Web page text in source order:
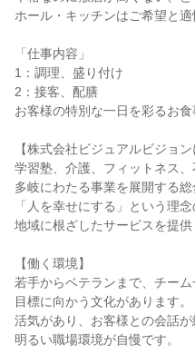
ホール・キッチンはご希望と適
「仕事内容」
1：調理、盛り付け
2：接客、配膳
お客様の特別な一日を彩るお食
【株式会社ビジュアルビジョン
学習塾、介護、フィットネス
多岐にわたる事業を展開する総
「人を幸せにする」という理念
地域に根ざしたサービスを提供
【働く環境】
若手からベテランまで、チーム
目標に向かう文化があります。
活気があり、お客様との会話が
明るい職場環境が自慢です。